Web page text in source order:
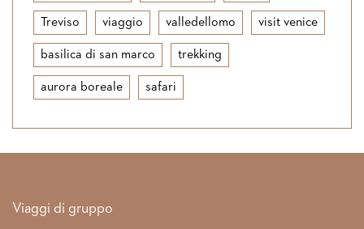
Treviso viaggio valledellomo visit venice
basilica di san marco trekking
aurora boreale safari
Link rapidi
Viaggi di gruppo